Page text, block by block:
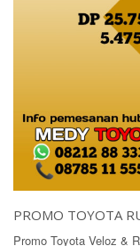
PROMO TOYOTA
Promo Toyota Veloz &